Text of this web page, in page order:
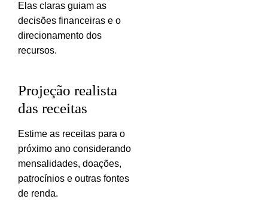
Elas claras guiam as
decisões financeiras e o
direcionamento dos
recursos.
Projeção realista
das receitas
Estime as receitas para o
próximo ano considerando
mensalidades, doações,
patrocínios e outras fontes
de renda.